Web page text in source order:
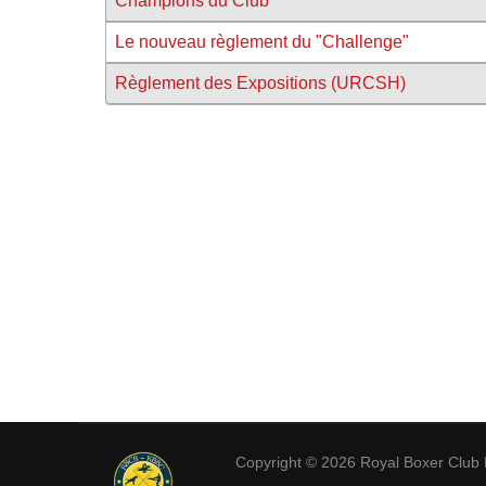
Le nouveau règlement du "Challenge"
Règlement des Expositions (URCSH)
Copyright © 2026 Royal Boxer Club